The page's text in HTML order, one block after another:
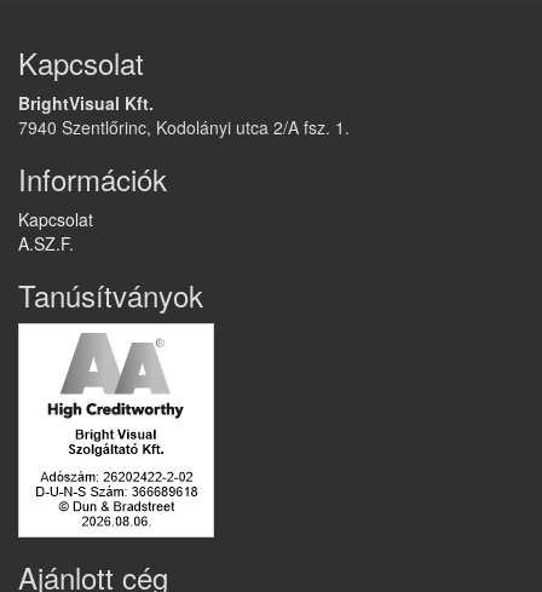
Kapcsolat
BrightVisual Kft.
7940 Szentlőrinc, Kodolányi utca 2/A fsz. 1.
Információk
Kapcsolat
A.SZ.F.
Tanúsítványok
Ajánlott cég